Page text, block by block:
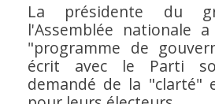
La présidente du
l'Assemblée nationale
"programme de
écrit avec le Parti
demandé de la "clarté"